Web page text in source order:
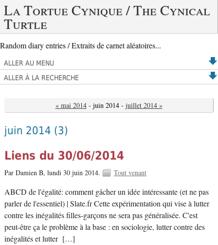
La Tortue Cynique / The Cynical
Turtle
Random diary entries / Extraits de carnet aléatoires...
ALLER AU MENU
ALLER À LA RECHERCHE
« mai 2014- juin 2014 - juillet 2014 »
juin 2014 (3)
Liens du 30/06/2014
Par Damien B, lundi 30 juin 2014. Tout venant
ABCD de l'égalité: comment gâcher un idée intéressante (et ne pas
parler de l'essentiel) | Slate.fr Cette expérimentation qui vise à lutter
contre les inégalités filles-garçons ne sera pas généralisée. C'est
peut-être ça le problème à la base : en sociologie, lutter contre des
inégalités et lutter […]